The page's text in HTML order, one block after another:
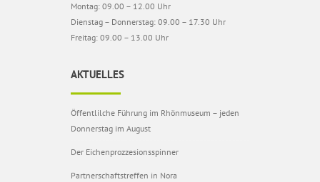
Montag: 09.00 – 12.00 Uhr
Dienstag – Donnerstag: 09.00 – 17.30 Uhr
Freitag: 09.00 – 13.00 Uhr
AKTUELLES
Öffentlilche Führung im Rhönmuseum – jeden
Donnerstag im August
Der Eichenprozzesionsspinner
Partnerschaftstreffen in Nora